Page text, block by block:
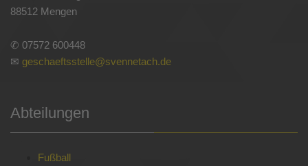
88512 Mengen
✆ 07572 600448
✉ geschaeftsstelle@svennetach.de
Abteilungen
Fußball